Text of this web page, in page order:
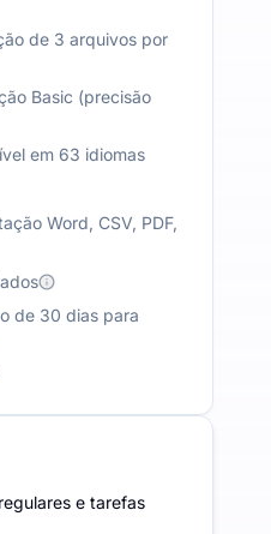
de 3 arquivos por
Basic (precisão
em 63 idiomas
Word, CSV, PDF,
de 30 dias para
e tarefas